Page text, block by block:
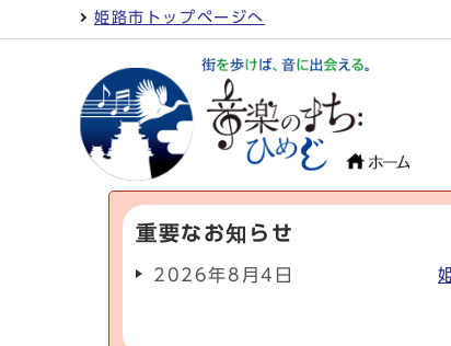
姫路市トップページへ
重要なお知らせ
2026年8月4日